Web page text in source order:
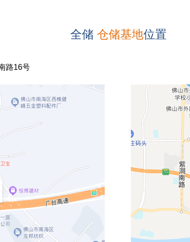
全储 仓储基地位置
路16号